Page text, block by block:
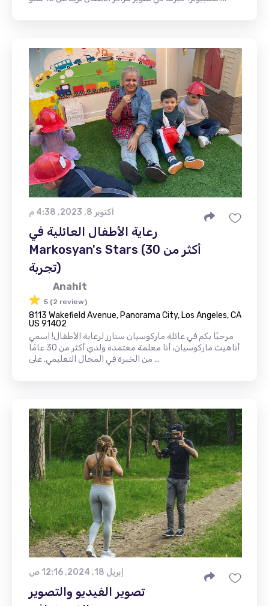
أكتوبر 8, 2023, 4:38 م
رعاية الأطفال العائلية في
Markosyan's Stars (أكثر من 30
تجربة)
Anahit
5 (2 review)
8113 Wakefield Avenue, Panorama City, Los Angeles, CA
US 91402
مرحبًا بكم في عائلة ماركوسيان ستارز لرعاية الأطفال! اسمي
أناهيت ماركوسيان، أنا معلمة معتمدة ولدي أكثر من 30 عامًا
من الخبرة في المجال التعليمي. على ...
إبريل 18, 2024, 12:16 ص
تصوير الفيديو والتصوير